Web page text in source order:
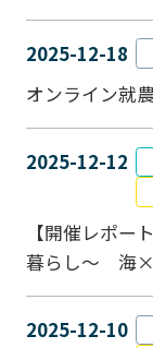
2025-12-18
オンライン就
2025-12-12
【開催レポー
暮らし～ 海×
2025-12-10